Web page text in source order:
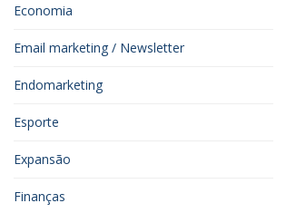
Economia
Email marketing / Newsletter
Endomarketing
Esporte
Expansão
Finanças